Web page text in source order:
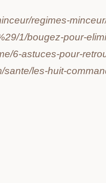
regimes-
1/bougez-pour-
6-astuces-pour-
sante/les-huit-